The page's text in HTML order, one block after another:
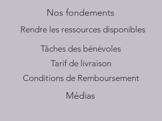
Nos fondements
​Rendre les ressources disponibles
Tâches des bénévoles
Tarif de livraison
Conditions de Remboursement
Médias